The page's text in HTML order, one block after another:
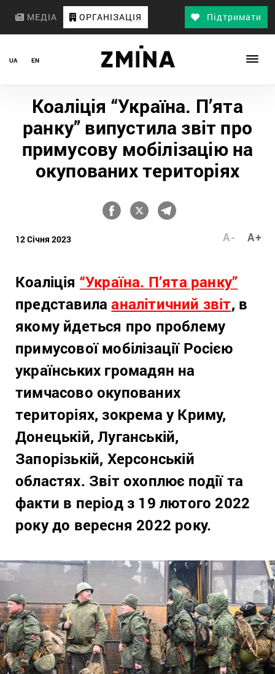
МЕДІА ОРГАНІЗАЦІЯ Підтримати
UA EN
Коаліція “Україна. П’ята
ранку” випустила звіт про
примусову мобілізацію на
окупованих територіях
12 Січня 2023 A+
A-
Коаліція “Україна. П’ята ранку”
представилааналітичний звіт, в
якому йдеться про проблему
примусової мобілізації Росією
українських громадян на
тимчасово окупованих
територіях, зокрема у Криму,
Донецькій, Луганській,
Запорізькій, Херсонській
областях. Звіт охоплює події та
факти в період з 19 лютого 2022
року до вересня 2022 року.